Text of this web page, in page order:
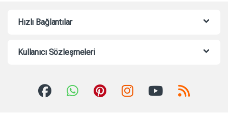
Hızlı Bağlantılar
Kullanıcı Sözleşmeleri